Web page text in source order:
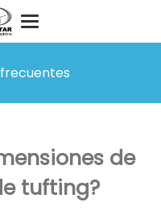
de
tufting?